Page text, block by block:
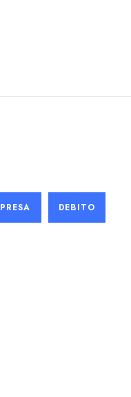
DEBITO